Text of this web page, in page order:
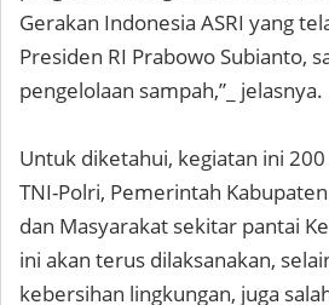
Gerakan Indonesia ASRI yang
Presiden RI Prabowo Subianto,
pengelolaan sampah,”_ jelasnya.
Untuk diketahui, kegiatan ini
TNI-Polri, Pemerintah Kabupaten
dan Masyarakat sekitar pantai
ini akan terus dilaksanakan,
kebersihan lingkungan, juga